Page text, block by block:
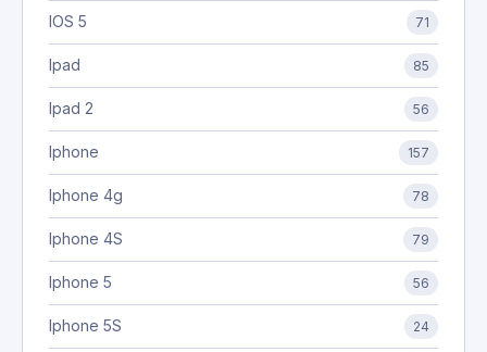
IOS 5 71
Ipad 85
Ipad 2 56
Iphone 157
Iphone 4g 78
Iphone 4S 79
Iphone 5 56
Iphone 5S 24